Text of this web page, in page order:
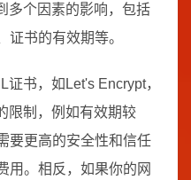
多个因素的影响，包括
证书的有效期等。
书，如Let's Encrypt，
限制，例如有效期较
要更高的安全性和信任
用。相反，如果你的网